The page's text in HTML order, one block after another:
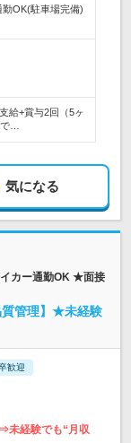
OK(駐車場完備)
給+賞与2回（5ヶ
…
気になる
カー通勤OK ★面接
質管理】★未経験
歓迎
未経験でも“月収